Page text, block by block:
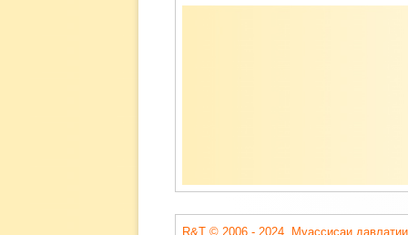
Содержимое
R&T © 2006 - 2024. Муассисаи